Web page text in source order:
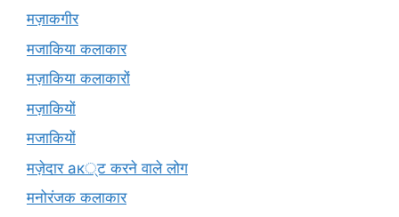
मज़ाकगीर
मजाकिया कलाकार
मज़ाकिया कलाकारों
मज़ाकियों
मजाकियों
मज़ेदार ак्ट करने वाले लोग
मनोरंजक कलाकार